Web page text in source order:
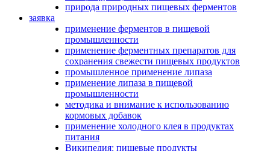
природа природных пищевых ферментов
заявка
применение ферментов в пищевой
промышленности
применение ферментных препаратов для
сохранения свежести пищевых продуктов
промышленное применение липаза
применение липаза в пищевой
промышленности
методика и внимание к использованию
кормовых добавок
применение холодного клея в продуктах
питания
Википедия: пищевые продукты